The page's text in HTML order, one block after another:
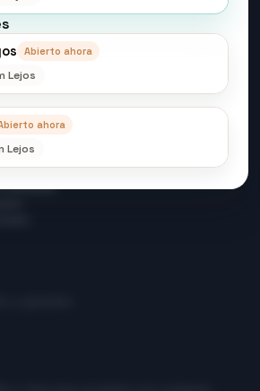
y claro para ayudarte en cada paso
Abierto ahora
Lejos
ahora
Lejos